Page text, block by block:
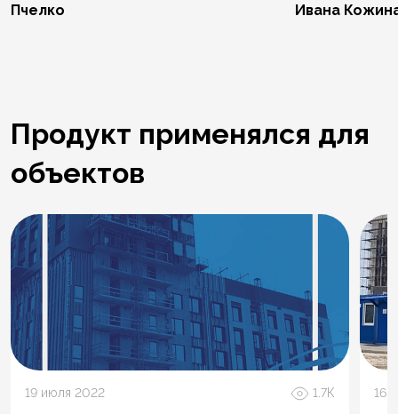
Пчелко
Ивана
Продукт применялся для
объектов
19 июля 2022 1.7К 16